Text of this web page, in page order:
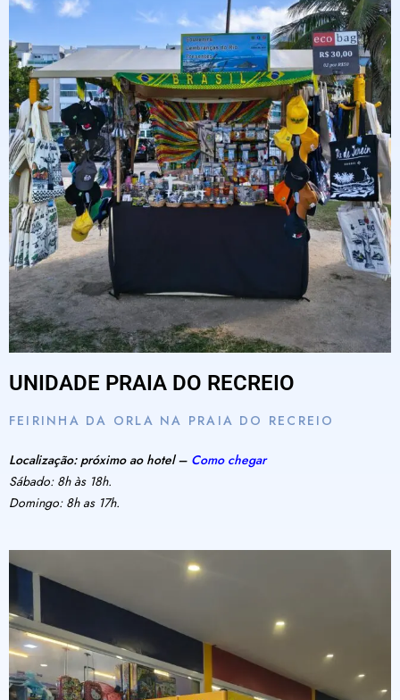
UNIDADE PRAIA DO RECREIO
FEIRINHA DA ORLA NA PRAIA DO RECREIO
Localização: próximo ao hotel – Como chegar
Sábado: 8h às 18h.
Domingo: 8h as 17h.